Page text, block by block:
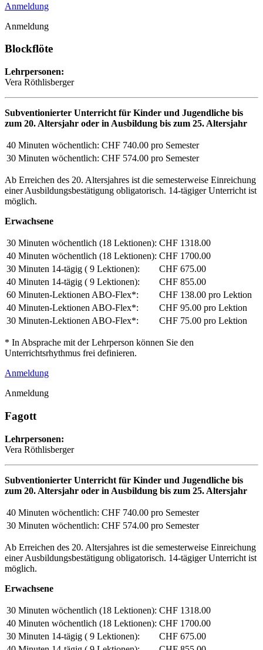
Anmeldung
Anmeldung
Blockflöte
Lehrpersonen:
Vera Röthlisberger
Subventionierter Unterricht für Kinder und Jugendliche bis
zum 20. Altersjahr oder in Ausbildung bis zum 25. Altersjahr
40 Minuten wöchentlich: CHF 740.00 pro Semester
30 Minuten wöchentlich: CHF 574.00 pro Semester
Ab Erreichen des 20. Altersjahres ist die semesterweise Einreichung
einer Ausbildungsbestätigung obligatorisch. 14-tägiger Unterricht ist
möglich.
Erwachsene
30 Minuten wöchentlich (18 Lektionen): CHF 1318.00
40 Minuten wöchentlich (18 Lektionen): CHF 1700.00
30 Minuten 14-tägig ( 9 Lektionen):
CHF 675.00
40 Minuten 14-tägig ( 9 Lektionen):
CHF 855.00
60 Minuten-Lektionen ABO-Flex*:
CHF 138.00 pro Lektion
40 Minuten-Lektionen ABO-Flex*:
CHF 95.00 pro Lektion
30 Minuten-Lektionen ABO-Flex*:
CHF 75.00 pro Lektion
* In Absprache mit der Lehrperson können Sie den
Unterrichtsrhythmus frei definieren.
Anmeldung
Anmeldung
Fagott
Lehrpersonen:
Vera Röthlisberger
Subventionierter Unterricht für Kinder und Jugendliche bis
zum 20. Altersjahr oder in Ausbildung bis zum 25. Altersjahr
40 Minuten wöchentlich: CHF 740.00 pro Semester
30 Minuten wöchentlich: CHF 574.00 pro Semester
Ab Erreichen des 20. Altersjahres ist die semesterweise Einreichung
einer Ausbildungsbestätigung obligatorisch. 14-tägiger Unterricht ist
möglich.
Erwachsene
30 Minuten wöchentlich (18 Lektionen): CHF 1318.00
40 Minuten wöchentlich (18 Lektionen): CHF 1700.00
30 Minuten 14-tägig ( 9 Lektionen):
CHF 675.00